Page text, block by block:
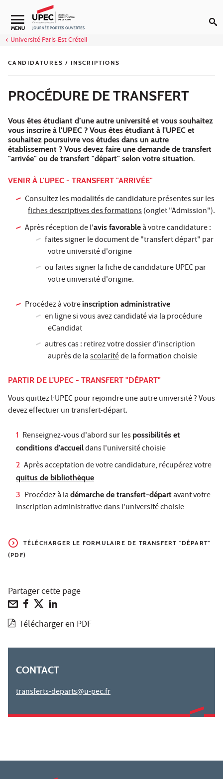
Aller au contenu
MENU
Université Paris-Est Créteil
CANDIDATURES / INSCRIPTIONS
PROCÉDURE DE TRANSFERT
Vous êtes étudiant d’une autre université et vous souhaitez
vous inscrire à l'UPEC ? Vous êtes étudiant à l'UPEC et
souhaitez poursuivre vos études dans un autre
établissement ? Vous devez faire une demande de transfert
"arrivée" ou de transfert "départ" selon votre situation.
VENIR À L'UPEC - TRANSFERT "ARRIVÉE"
Consultez les modalités de candidature présentes sur les
fiches descriptives des formations(onglet "Admission").
Après réception de l'avis favorableà votre candidature :
faites signer le document de "transfert départ" par
votre université d'origine
ou faites signer la fiche de candidature UPEC par
votre université d'origine.
Procédez à votre inscription administrative
en ligne si vous avez candidaté via la procédure
eCandidat
autres cas : retirez votre dossier d'inscription
auprès de lascolaritéde la formation choisie
PARTIR DE L'UPEC - TRANSFERT "DÉPART"
Vous quittez l’UPEC pour rejoindre une autre université ? Vous
devez effectuer un transfert-départ.
Renseignez-vous d'abord sur les possibilités et
conditions d'accueildans l'université choisie
Après acceptation de votre candidature, récupérez votre
quitus de bibliothèque
Procédez à la démarche de transfert-départavant votre
inscription administrative dans l'université choisie
TÉLÉCHARGER LE FORMULAIRE DE TRANSFERT "DÉPART"
(PDF)
Partager cette page
Télécharger en PDF
CONTACT
transferts-departs@u-pec.fr